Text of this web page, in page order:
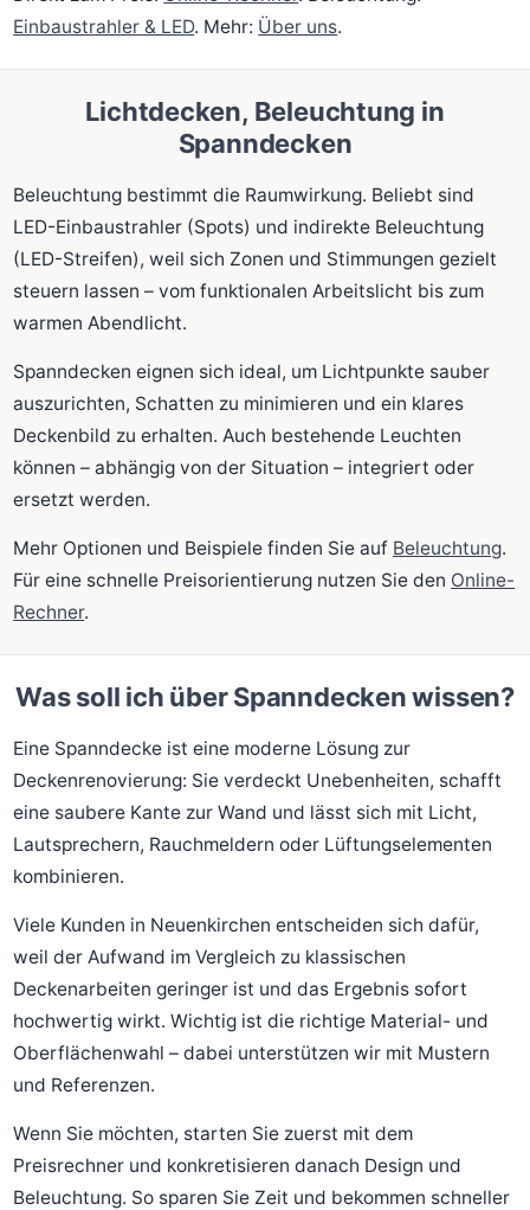
Einbaustrahler & LED. Mehr: Über uns.
Lichtdecken, Beleuchtung in
Spanndecken
Beleuchtung bestimmt die Raumwirkung. Beliebt sind
LED-Einbaustrahler (Spots) und indirekte Beleuchtung
(LED-Streifen), weil sich Zonen und Stimmungen gezielt
steuern lassen – vom funktionalen Arbeitslicht bis zum
warmen Abendlicht.
Spanndecken eignen sich ideal, um Lichtpunkte sauber
auszurichten, Schatten zu minimieren und ein klares
Deckenbild zu erhalten. Auch bestehende Leuchten
können – abhängig von der Situation – integriert oder
ersetzt werden.
Mehr Optionen und Beispiele finden Sie auf Beleuchtung.
Für eine schnelle Preisorientierung nutzen Sie den Online-
Rechner.
Was soll ich über Spanndecken wissen?
Eine Spanndecke ist eine moderne Lösung zur
Deckenrenovierung: Sie verdeckt Unebenheiten, schafft
eine saubere Kante zur Wand und lässt sich mit Licht,
Lautsprechern, Rauchmeldern oder Lüftungselementen
kombinieren.
Viele Kunden in Neuenkirchen entscheiden sich dafür,
weil der Aufwand im Vergleich zu klassischen
Deckenarbeiten geringer ist und das Ergebnis sofort
hochwertig wirkt. Wichtig ist die richtige Material- und
Oberflächenwahl – dabei unterstützen wir mit Mustern
und Referenzen.
Wenn Sie möchten, starten Sie zuerst mit dem
Preisrechner und konkretisieren danach Design und
Beleuchtung. So sparen Sie Zeit und bekommen schneller